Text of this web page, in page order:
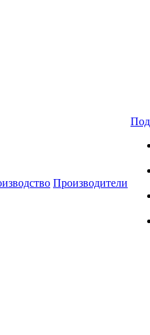
Производители